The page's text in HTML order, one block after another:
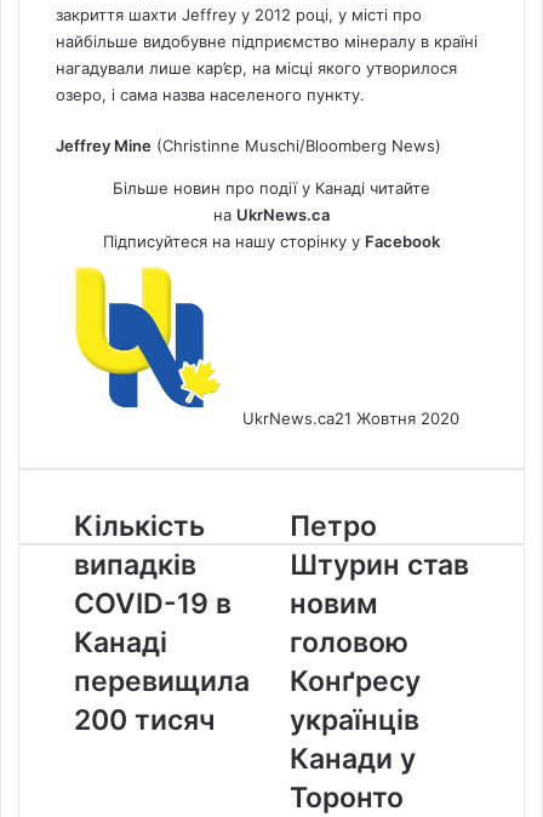
закриття шахти Jeffrey у 2012 році, у місті про
найбільше видобувне підприємство мінералу в країні
нагадували лише кар’єр, на місці якого утворилося
озеро, і сама назва населеного пункту.
Jeffrey Mine (Christinne Muschi/Bloomberg News)
Більше новин про події у Канаді читайте
на UkrNews.ca
Підписуйтеся на нашу сторінку у Facebook
UkrNews.ca21 Жовтня 2020
Кількість
випадків
COVID-
19
в
Канаді
перевищила
200
тисяч
Кількість
випадків
COVID-19 в
Канаді
перевищила
200 тисяч
Петро
Штурин
став
новим
головою
Конґресу
українців
Канади
у
Торонто
Петро
Штурин став
новим
головою
Конґресу
українців
Канади у
Торонто